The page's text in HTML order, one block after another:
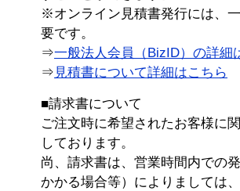
※オンライン見積書発行には、
要です。
⇒一般法人会員（BizID）の詳細
⇒ 見積書について詳細はこちら
■請求書について
ご注文時に希望されたお客様に
しております。
尚、請求書は、営業時間内での
かかる場合等）によりましては